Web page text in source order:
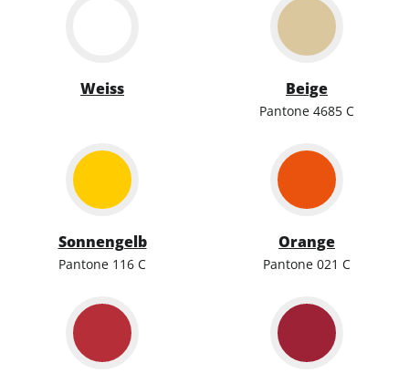
Weiss Beige
Pantone 4685 C
Sonnengelb
Pantone 116 C
Orange
Pantone 021 C